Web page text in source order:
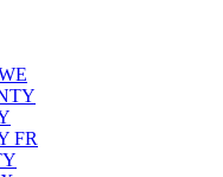
FR